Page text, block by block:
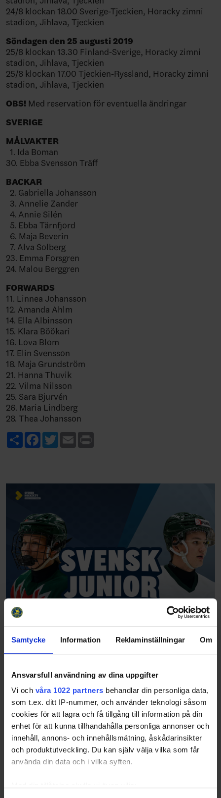
Samtycke Information Reklaminställningar Om
Ansvarsfull användning av dina uppgifter
Vi och våra 1022 partners behandlar din personliga data,
som t.ex. ditt IP-nummer, och använder teknologi såsom
cookies för att lagra och få tillgång till information på din
enhet för att kunna tillhandahålla personliga annonser och
innehåll, annons- och innehållsmätning, åskådarinsikter
och produktutveckling. Du kan själv välja vilka som får
använda din data och i vilka syften.
24/8 klockan 18.00 Sverige-Tjeckien, Horacky zimni
stadion, Jihlava, Tjeckien
Söndagen den 25 augusti 2019
25/8 klockan 13.30 Finland-Sverige, Horacky zimni
stadion, Jihlava, Tjeckien
25/8 klockan 17.00 Tjeckien-Ryssland, Horacky zimni
stadion, Jihlava, Tjeckien
OBS! Med reservation för eventuella ändringar
SVERIGE
MÅLVAKTER
1. Ida Boman
30. Ebba Svensson Träff
BACKAR
2. Gabriella Johansson
3. Annelie Zander
4. Annie Silén
5. Ebba Tärnfjord
6. Maja Beverin
7. Alva Solberg
23. Emma Forsgren
24. Malou Berggren
FORWARDS
11. Linnea Johansson
12. Amanda Ahlm
14. Ella Albinsson
15. Klara Böökari
16. Lova Blom
17. Elin Svensson
18. Maja Grundström
21. Hanna Thuvik
22. Vilma Nilsson
25. Sara Bjurvén
26. Maria Lindberg
28. Thea Johansson
ShareFacebook
TwitterEmail